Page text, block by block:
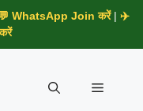
WhatsApp Join करें| ✈️
Menu